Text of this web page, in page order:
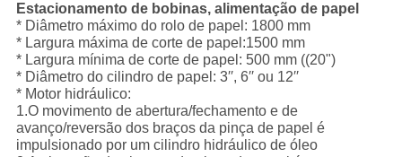
Estacionamento de bobinas, alimentação de papel
* Diâmetro máximo do rolo de papel: 1800 mm
* Largura máxima de corte de papel:1500 mm
* Largura mínima de corte de papel: 500 mm ((20")
* Diâmetro do cilindro de papel: 3′′, 6′′ ou 12′′
* Motor hidráulico:
1.O movimento de abertura/fechamento e de
avanço/reversão dos braços da pinça de papel é
impulsionado por um cilindro hidráulico de óleo